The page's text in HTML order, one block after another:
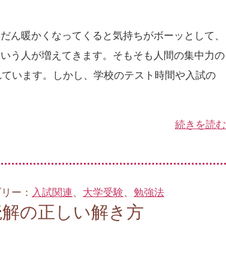
ん暖かくなってくると気持ちがボーッとして、
う人が増えてきます。そもそも人間の集中力の
います。しかし、学校のテスト時間や入試の
続きを読む
ー： 入試関連、 大学受験、 勉強法
の正しい解き方